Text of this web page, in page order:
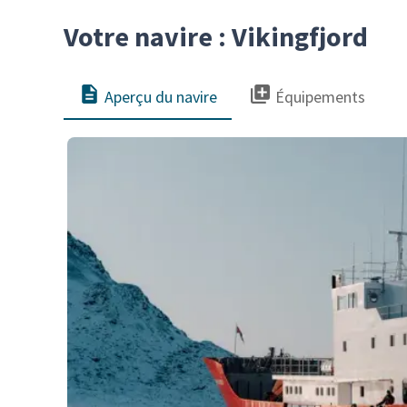
Votre navire : Vikingfjord
Aperçu du navire Équipements